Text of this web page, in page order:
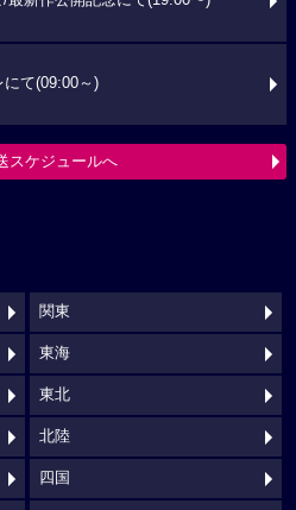
て(09:00～)
スケジュールへ
関東
東海
東北
北陸
四国